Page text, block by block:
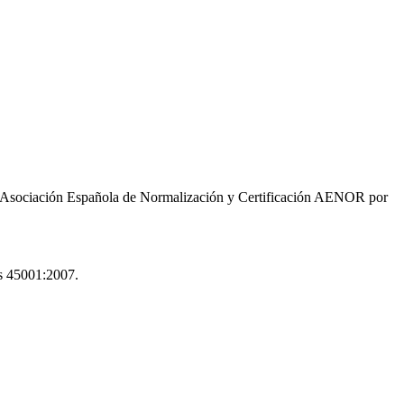
Española de Normalización y Certificación AENOR por
45001:2007.